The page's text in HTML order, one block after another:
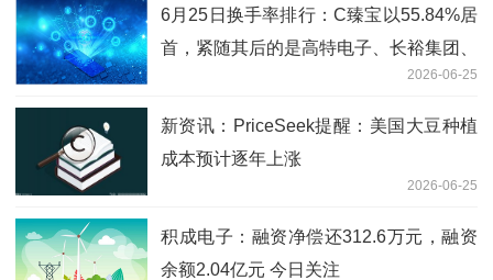
6月25日换手率排行：C臻宝以55.84%居
首，紧随其后的是高特电子、长裕集团、
2026-06-25
新资讯：PriceSeek提醒：美国大豆种植
成本预计逐年上涨
2026-06-25
积成电子：融资净偿还312.6万元，融资
余额2.04亿元 今日关注